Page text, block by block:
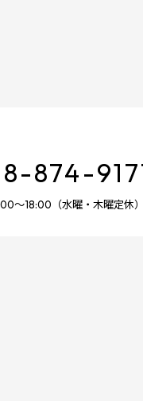
874-
～18:00（水曜・木曜定休